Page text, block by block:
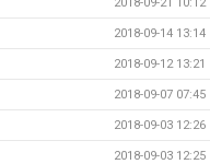
2018-09-14 13:14
2018-09-12 13:21
2018-09-07 07:45
2018-09-03 12:26
2018-09-03 12:25